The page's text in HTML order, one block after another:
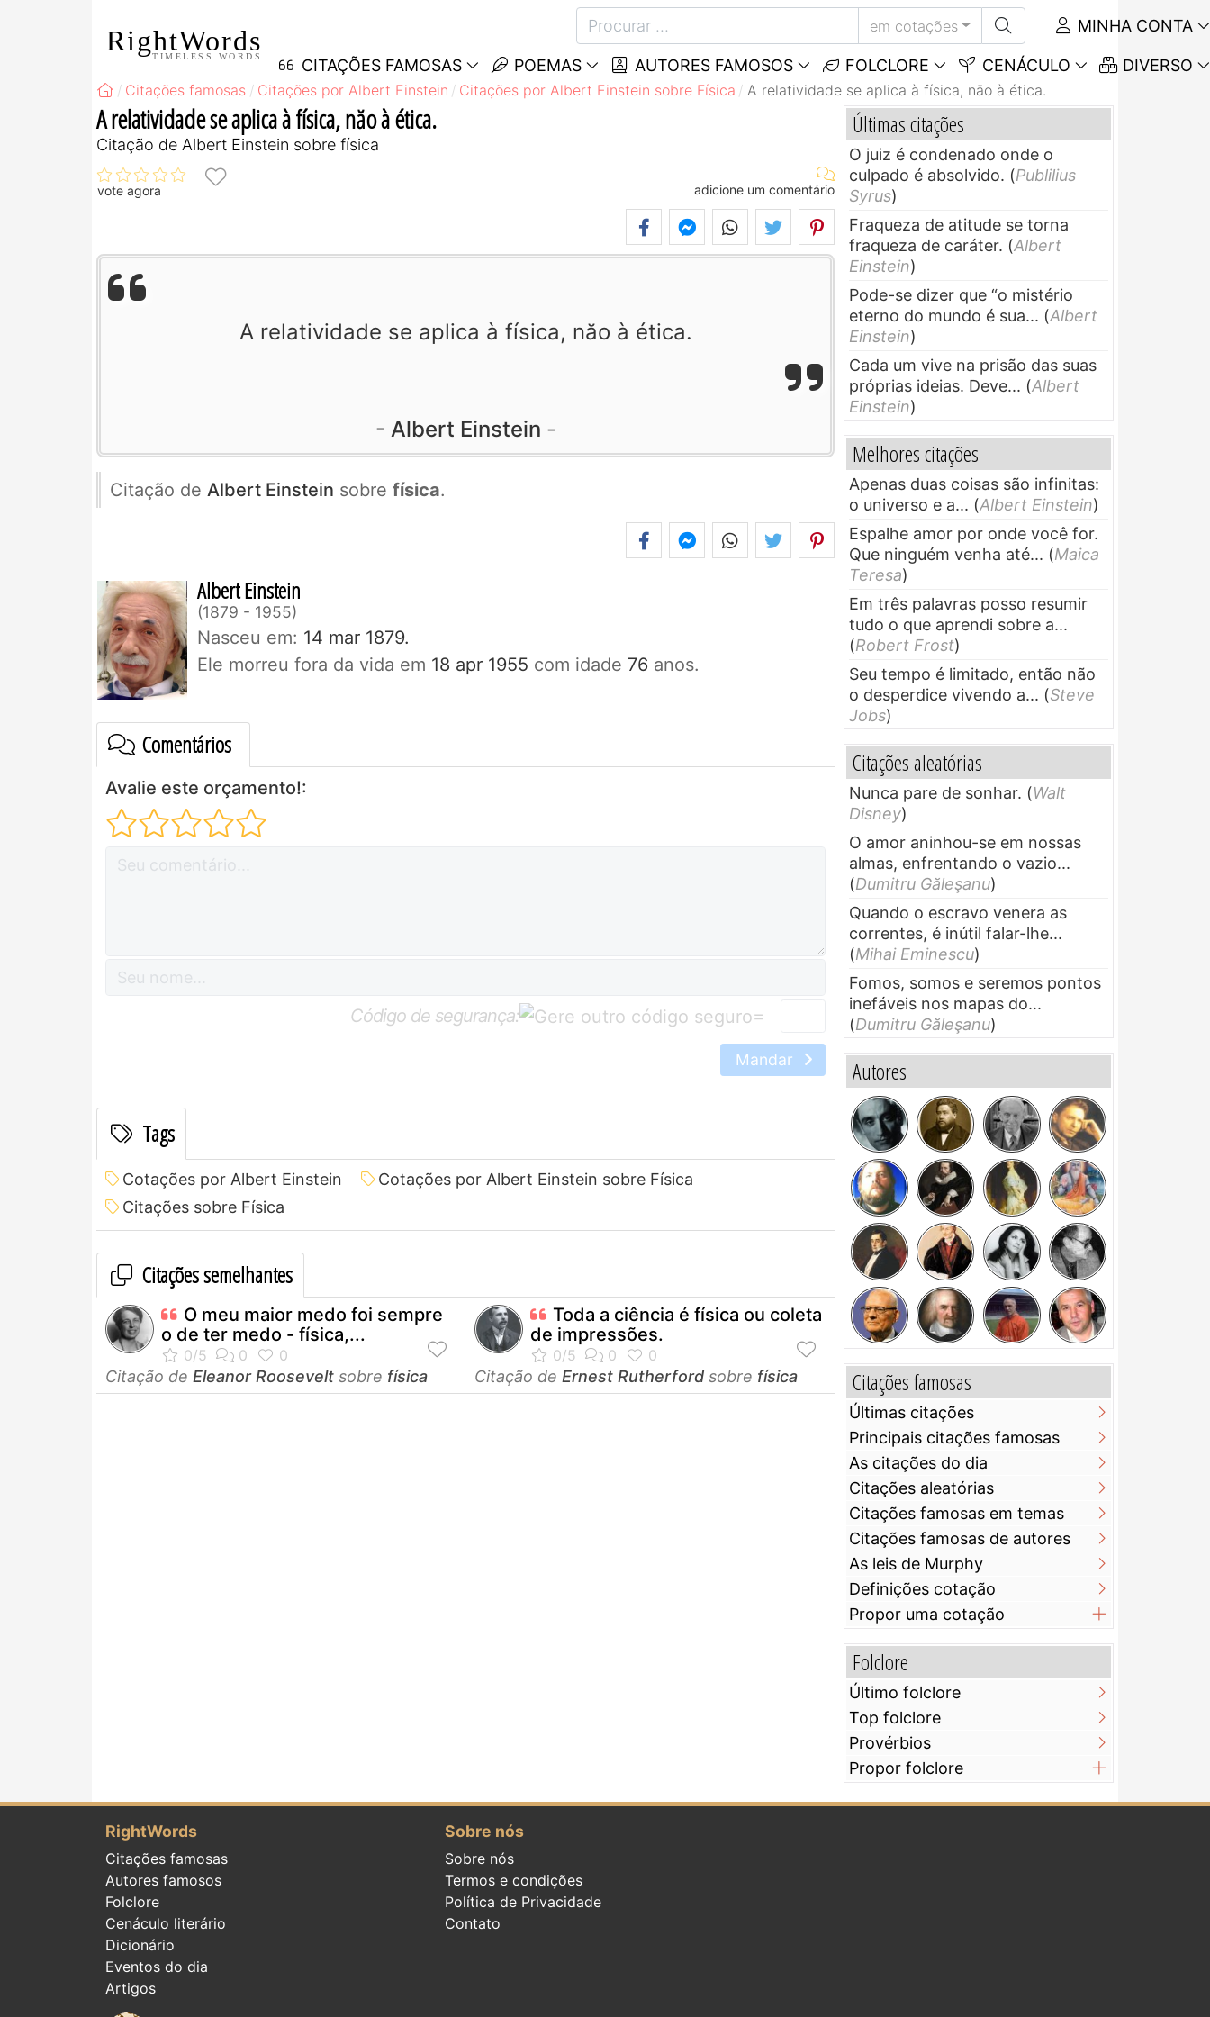
RightWords
TIMELESS WORDS
em cotações MINHA CONTA
CITAÇÕES FAMOSAS POEMAS AUTORES FAMOSOS FOLCLORE CENÁCULO DIVERSO
Citações famosas Citações por Albert Einstein Citações por Albert Einstein sobre Física A relatividade se aplica à física, năo à ética.
A relatividade se aplica à física, năo à ética.
Citação de Albert Einstein sobre física
vote agora adicione um comentário
A relatividade se aplica à física, năo à ética.
Albert Einstein
Citação de Albert Einstein sobre física.
Albert Einstein
1879 - 1955
Nasceu em: 14 mar 1879.
Ele morreu fora da vida em 18 apr 1955 com idade 76 anos.
Comentários
Avalie este orçamento!:
Código de segurança: =
Mandar
Tags
Cotações por Albert Einstein
Cotações por Albert Einstein sobre Física
Citações sobre Física
Citações semelhantes
O meu maior medo foi sempre
o de ter medo - física,...
Citação de Eleanor Roosevelt sobre física
Toda a ciência é física ou coleta
de impressões.
Citação de Ernest Rutherford sobre física
Últimas citações
O juiz é condenado onde o
culpado é absolvido. (Publilius
Syrus)
Fraqueza de atitude se torna
fraqueza de caráter. (Albert
Einstein)
Pode-se dizer que “o mistério
eterno do mundo é sua... (Albert
Einstein)
Cada um vive na prisão das suas
próprias ideias. Deve... (Albert
Einstein)
Melhores citações
Apenas duas coisas são infinitas:
o universo e a... (Albert Einstein)
Espalhe amor por onde você for.
Que ninguém venha até... (Maica
Teresa)
Em três palavras posso resumir
tudo o que aprendi sobre a...
(Robert Frost)
Seu tempo é limitado, então não
o desperdice vivendo a... (Steve
Jobs)
Citações aleatórias
Nunca pare de sonhar. (Walt
Disney)
O amor aninhou-se em nossas
almas, enfrentando o vazio...
(Dumitru Găleşanu)
Quando o escravo venera as
correntes, é inútil falar-lhe...
(Mihai Eminescu)
Fomos, somos e seremos pontos
inefáveis nos mapas do...
(Dumitru Găleşanu)
Autores
Citações famosas
Últimas citações
Principais citações famosas
As citações do dia
Citações aleatórias
Citações famosas em temas
Citações famosas de autores
As leis de Murphy
Definições cotação
Propor uma cotação
Folclore
Último folclore
Top folclore
Provérbios
Propor folclore
RightWords
Citações famosas
Autores famosos
Folclore
Cenáculo literário
Dicionário
Eventos do dia
Artigos
Sobre nós
Sobre nós
Termos e condições
Política de Privacidade
Contato